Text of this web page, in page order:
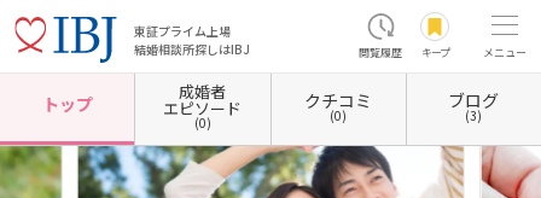
東証プライム上場
結婚相談所探しはIBJ
閲覧履歴 キープ メニュー
ホーム 愛知県の結婚相談所 愛知県名古屋市 愛知県名古屋市瑞穂区 ユイ・ウェディ
トップ
成婚者
エピソード
(0)
クチコミ
(0)
ブログ
(3)